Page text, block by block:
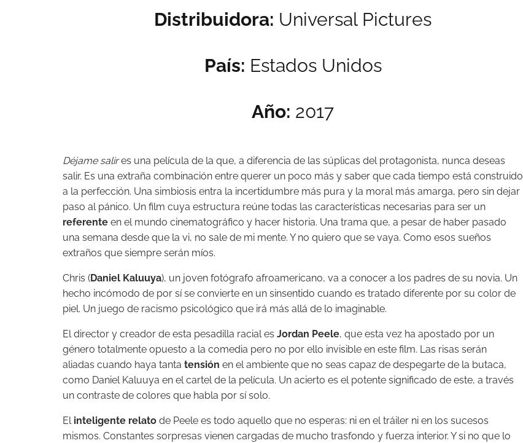
Distribuidora: Universal Pictures
País: Estados Unidos
Año: 2017
Déjame salires una película de la que, a diferencia de las súplicas del protagonista, nunca deseas
salir. Es una extraña combinación entre querer un poco más y saber que cada tiempo está construido
a la perfección. Una simbiosis entra la incertidumbre más pura y la moral más amarga, pero sin dejar
paso al pánico. Un film cuya estructura reúne todas las características necesarias para ser un
referente en el mundo cinematográfico y hacer historia. Una trama que, a pesar de haber pasado
una semana desde que la vi, no sale de mi mente. Y no quiero que se vaya. Como esos sueños
extraños que siempre serán míos.
Chris (Daniel Kaluuya), un joven fotógrafo afroamericano, va a conocer a los padres de su novia. Un
hecho incómodo de por sí se convierte en un sinsentido cuando es tratado diferente por su color de
piel. Un juego de racismo psicológico que irá más allá de lo imaginable.
El director y creador de esta pesadilla racial es Jordan Peele, que esta vez ha apostado por un
género totalmente opuesto a la comedia pero no por ello invisible en este film. Las risas serán
aliadas cuando haya tanta tensión en el ambiente que no seas capaz de despegarte de la butaca,
como Daniel Kaluuya en el cartel de la película. Un acierto es el potente significado de este, a través
un contraste de colores que habla por sí solo.
El inteligente relato de Peele es todo aquello que no esperas: ni en el tráiler ni en los sucesos
mismos. Constantes sorpresas vienen cargadas de mucho trasfondo y fuerza interior. Y si no que lo